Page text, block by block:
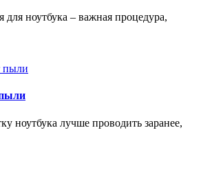
для ноутбука – важная процедура,
ноутбука лучше проводить заранее,